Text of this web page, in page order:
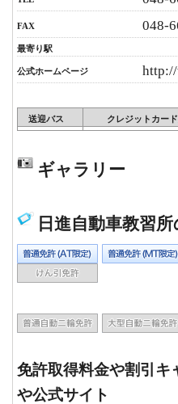
FAX 048-
最寄り駅
公式ホームページ
送迎バス クレジットカー
ギャラリー
日進自動車教習
免許取得料金や割引キ
や公式サイト